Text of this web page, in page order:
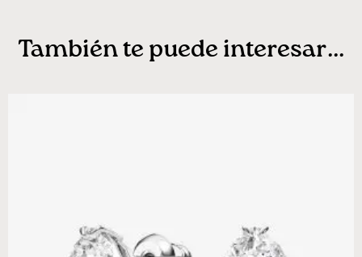
También te puede interesar...